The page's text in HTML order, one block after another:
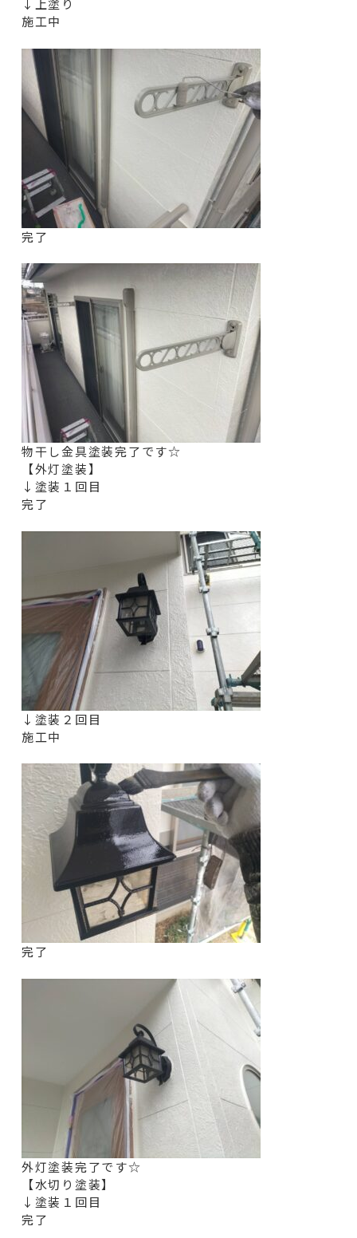
↓上塗り
施工中
完了
物干し金具塗装完了です☆
【外灯塗装】
↓塗装１回目
完了
↓塗装２回目
施工中
完了
外灯塗装完了です☆
【水切り塗装】
↓塗装１回目
完了